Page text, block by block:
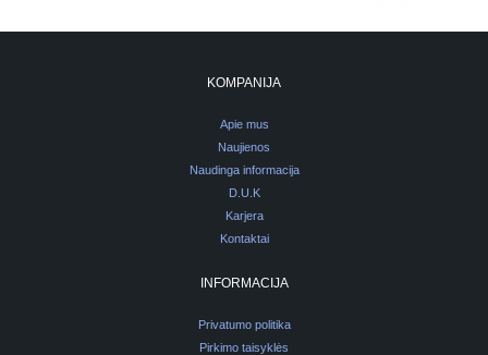
KOMPANIJA
Apie mus
Naujienos
Naudinga informacija
D.U.K
Karjera
Kontaktai
INFORMACIJA
Privatumo politika
Pirkimo taisyklės